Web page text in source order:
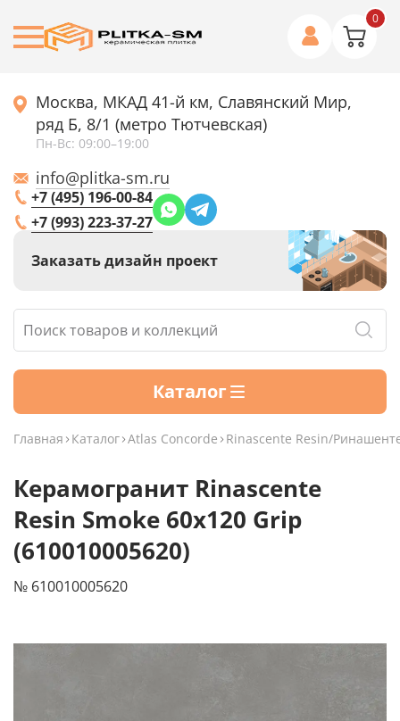
0
Москва, МКАД 41-й км, Славянский Мир,
ряд Б, 8/1 (метро Тютчевская)
Пн-Вс: 09:00–19:00
info@plitka-sm.ru
+7 (495) 196-00-84
+7 (993) 223-37-27
Заказать дизайн проект
Каталог
Главная Каталог Atlas Concorde Rinascente Resin/
Керамогранит Rinascente
Resin Smoke 60x120 Grip
(610010005620)
№ 610010005620